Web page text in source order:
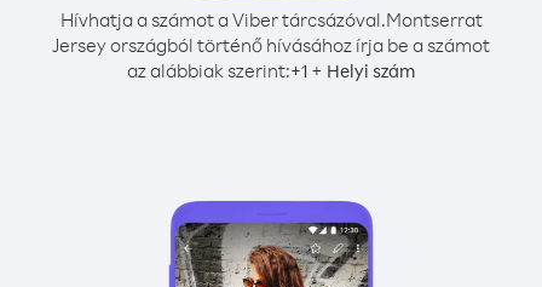
Hívhatja a számot a Viber tárcsázóval.Montserrat
Jersey országból történő hívásához írja be a számot
az alábbiak szerint:+1 + Helyi szám